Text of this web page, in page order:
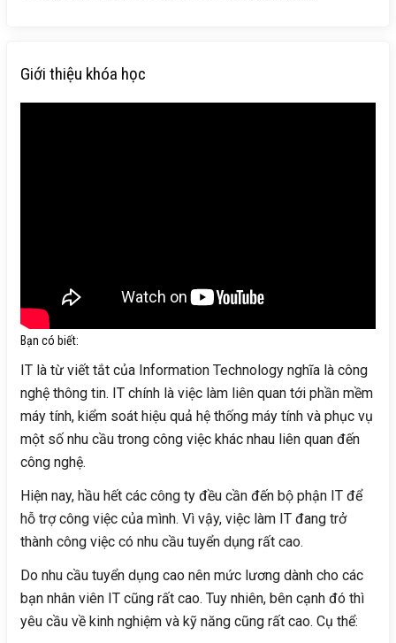
Giới thiệu khóa học
Bạn có biết:
IT là từ viết tắt của Information Technology nghĩa là công
nghệ thông tin. IT chính là việc làm liên quan tới phần mềm
máy tính, kiểm soát hiệu quả hệ thống máy tính và phục vụ
một số nhu cầu trong công việc khác nhau liên quan đến
công nghệ.
Hiện nay, hầu hết các công ty đều cần đến bộ phận IT để
hỗ trợ công việc của mình. Vì vậy, việc làm IT đang trở
thành công việc có nhu cầu tuyển dụng rất cao.
Do nhu cầu tuyển dụng cao nên mức lương dành cho các
bạn nhân viên IT cũng rất cao. Tuy nhiên, bên cạnh đó thì
yêu cầu về kinh nghiệm và kỹ năng cũng rất cao. Cụ thể: